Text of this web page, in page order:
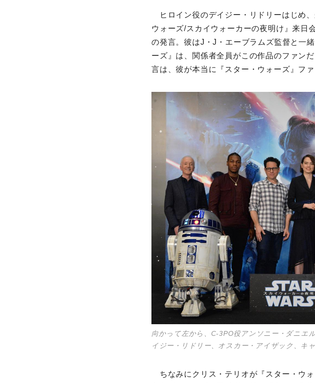
ヒロイン役のデイジー・リドリーはじめ
ウォーズ/スカイウォーカーの夜明け』来日
の発言。彼はJ・J・エーブラムズ監督と一
ーズ』は、関係者全員がこの作品のファン
言は、彼が本当に『スター・ウォーズ』フ
向かって左から、C-3PO役アンソニー・ダニエ
イジー・リドリー、オスカー・アイザック、キ
ちなみにクリス・テリオが『スター・ウ